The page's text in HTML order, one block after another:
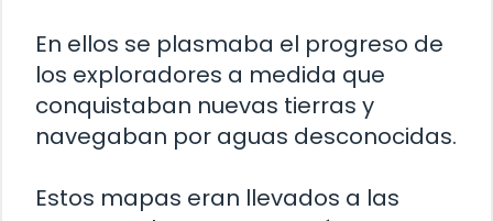
En ellos se plasmaba el progreso de
los exploradores a medida que
conquistaban nuevas tierras y
navegaban por aguas desconocidas.
Estos mapas eran llevados a las